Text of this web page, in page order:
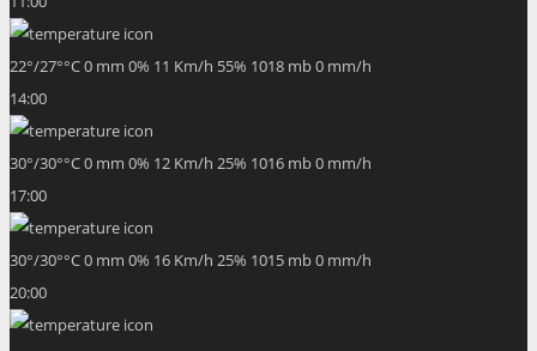
22°/27°°C0 mm 0% 11 Km/h 55% 1018 mb0 mm/h
14:00
30°/30°°C0 mm 0% 12 Km/h 25% 1016 mb0 mm/h
17:00
30°/30°°C0 mm 0% 16 Km/h 25% 1015 mb0 mm/h
20:00